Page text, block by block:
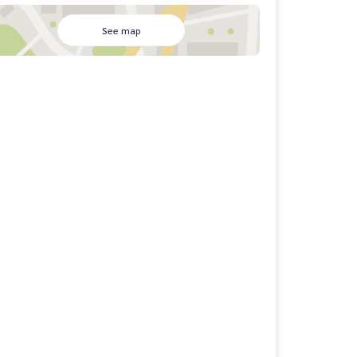
See map